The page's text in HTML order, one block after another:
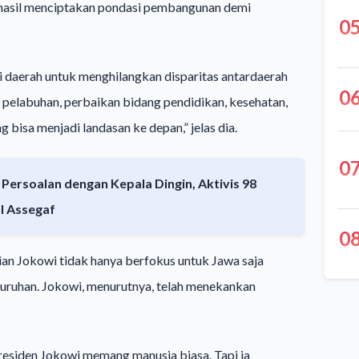
menciptakan pondasi pembangunan demi
untuk menghilangkan disparitas antardaerah
perbaikan bidang pendidikan, kesehatan,
bisa menjadi landasan ke depan,” jelas dia.
dengan Kepala Dingin, Aktivis 98
Assegaf
Jokowi tidak hanya berfokus untuk Jawa saja
Jokowi, menurutnya, telah menekankan
Jokowi memang manusia biasa. Tapi ia